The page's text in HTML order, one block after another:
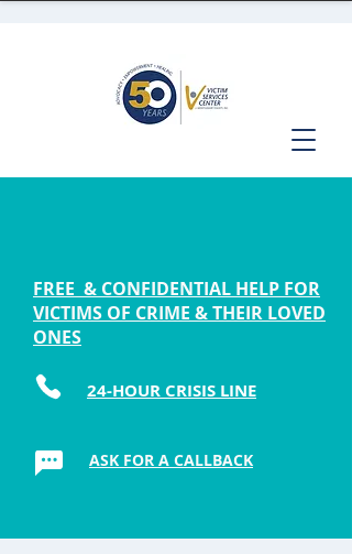
FREE & CONFIDENTIAL HELP FOR
VICTIMS OF CRIME & THEIR LOVED
ONES
24-HOUR CRISIS LINE
ASK FOR A CALLBACK